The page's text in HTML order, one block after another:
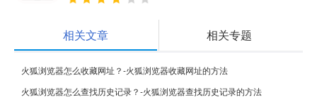
相关文章 相关专题
火狐浏览器怎么收藏网址？-火狐浏览器收藏网址的方法
火狐浏览器怎么查找历史记录？-火狐浏览器查找历史记录的方法